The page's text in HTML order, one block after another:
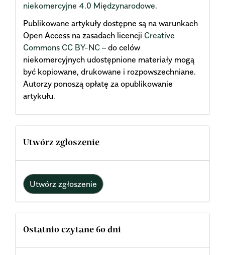
niekomercyjne 4.0 Międzynarodowe.
Publikowane artykuły dostępne są na warunkach
Open Access na zasadach licencji Creative
Commons CC BY-NC – do celów
niekomercyjnych udostępnione materiały mogą
być kopiowane, drukowane i rozpowszechniane.
Autorzy ponoszą opłatę za opublikowanie
artykułu.
Utwórz zgłoszenie
Utwórz zgłoszenie
Ostatnio czytane 60 dni